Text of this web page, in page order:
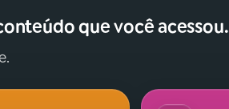
que você acessou.